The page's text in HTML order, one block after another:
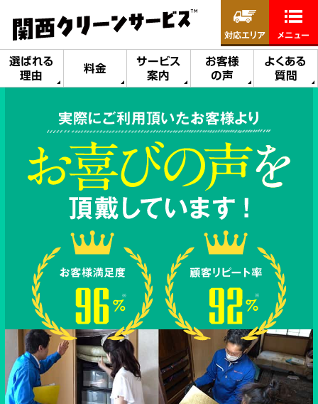
選ばれる
理由
料金
サービス
案内
お客様
の声
よくある
質問
対応エリア メニュー
実際にご利用頂いたお客様より